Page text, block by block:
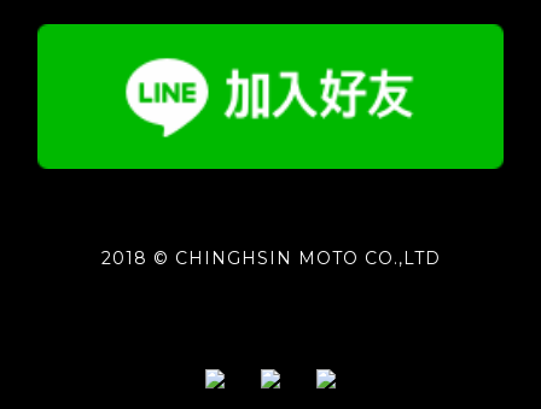
2018 © CHINGHSIN MOTO CO.,LTD